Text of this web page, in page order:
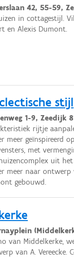
42, 55-59,
in cottagestijl.
en Alexis Dumont.
stijl
1-9, Zeedijk
rijtje
meer geïnspireerd
met
uit
meer naar ontwerp
gebouwd.
van Middelkerke,
van A. Vereecke.